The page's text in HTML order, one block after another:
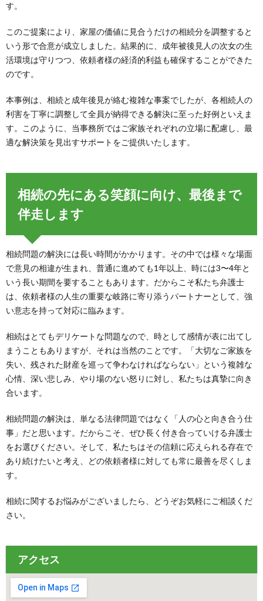
す。
このご提案により、家屋の価値に見合うだけの相続分を調整すると
いう形で合意が成立しました。結果的に、成年被後見人の次女の生
活環境は守りつつ、依頼者様の経済的利益も確保することができた
のです。
本事例は、相続と成年後見が絡む複雑な事案でしたが、各相続人の
利害を丁寧に調整して全員が納得できる解決に至った好例といえま
す。このように、当事務所ではご家族それぞれの立場に配慮し、最
適な解決策を見出すサポートをご提供いたします。
相続の先にある笑顔に向け、最後まで
伴走します
相続問題の解決には長い時間がかかります。その中では様々な場面
で意見の相違が生まれ、普通に進めても1年以上、時には3〜4年と
いう長い期間を要することもあります。だからこそ私たち弁護士
は、依頼者様の人生の重要な岐路に寄り添うパートナーとして、強
い意志を持って対応に臨みます。
相続はとてもデリケートな問題なので、時として感情が表に出てし
まうこともありますが、それは当然のことです。「大切なご家族を
失い、残された財産を巡って争わなければならない」という複雑な
心情、深い悲しみ、やり場のない怒りに対し、私たちは真摯に向き
合います。
相続問題の解決は、単なる法律問題ではなく「人の心と向き合う仕
事」だと思います。だからこそ、ぜひ長く付き合っていける弁護士
をお選びください。そして、私たちはその信頼に応えられる存在で
あり続けたいと考え、どの依頼者様に対しても常に最善を尽くしま
す。
相続に関するお悩みがございましたら、どうぞお気軽にご相談くだ
さい。
アクセス